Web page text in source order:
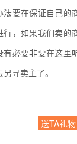
法要在保证自己的
行，如果我们卖的
有必要非要在这里
另寻卖主了。
送TA礼物